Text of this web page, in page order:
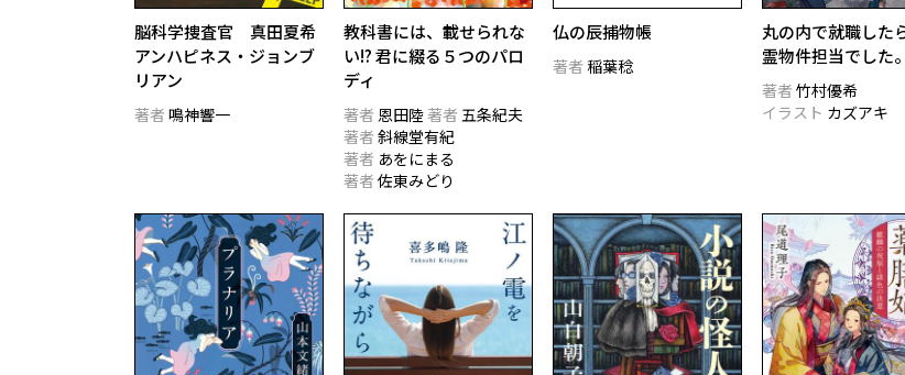
脳科学捜査官 真田夏希
アンハピネス・ジョンブ
リアン
著者 鳴神響一
教科書には、載せられな
い!? 君に綴る５つのパロ
ディ
著者 恩田陸著者 五条紀夫
著者 斜線堂有紀
著者 あをにまる
著者 佐東みどり
仏の辰捕物帳
著者 稲葉稔
丸の内で就職した
霊物件担当でした
著者 竹村優希
イラスト カズアキ